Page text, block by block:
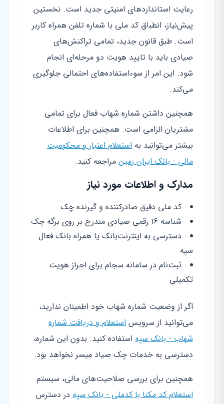
رعایت استانداردهای امنیتی جدید است. نخستین
پیش‌نیاز، انطباق کد ملی با شماره تلفن همراه کاربر
است. طبق قانون جدید، تمامی تراکنش‌های
صیادی باید با تایید هویت دو مرحله‌ای انجام
شود. این امر از سوءاستفاده‌های احتمالی جلوگیری
می‌کند.
همچنین داشتن شماره شهاب فعال برای تمامی
مشتریان الزامی است. همچنین برای اطلاعات
بیشتر می‌توانید به استعلام اعتبار و محکومیت
مالی - بانک ایران زمین مراجعه کنید.
مدارک و اطلاعات مورد نیاز
کد ملی دقیق صادرکننده و گیرنده چک
شناسه ۱۶ رقمی صیادی مندرج بر روی برگه چک
دسترسی به اینترنت‌بانک یا همراه بانک فعال
سپه
ثبت‌نام در سامانه سجام برای احراز هویت
تکمیلی
اگر از وضعیت شماره شهاب خود اطمینان ندارید،
می‌توانید از سرویس استعلام و دریافت شماره
شهاب - بانک سپه استفاده کنید. بدون این شماره،
دسترسی به خدمات چک صیاد میسر نخواهد بود.
همچنین برای بررسی صلاحیت‌های مالی، سیستم
استعلام کد مکنا با کدملی - بانک سپه در دسترس